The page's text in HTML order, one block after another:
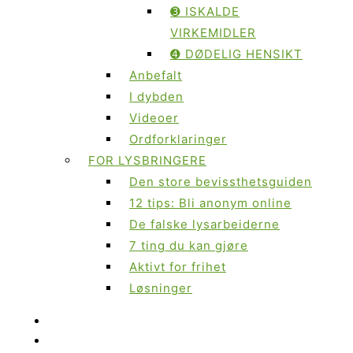
➌ ISKALDE
VIRKEMIDLER
➍ DØDELIG HENSIKT
Anbefalt
I dybden
Videoer
Ordforklaringer
FOR LYSBRINGERE
Den store bevissthetsguiden
12 tips: Bli anonym online
De falske lysarbeiderne
7 ting du kan gjøre
Aktivt for frihet
Løsninger